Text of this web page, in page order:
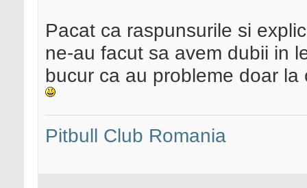
Pacat ca raspunsurile si
ne-au facut sa avem dubii in
bucur ca au probleme doar
Pitbull Club Romania